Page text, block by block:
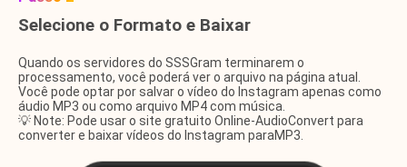
Selecione o Formato e Baixar
Quando os servidores do SSSGram terminarem o
processamento, você poderá ver o arquivo na página atual.
Você pode optar por salvar o vídeo do Instagram apenas como
áudio MP3 ou como arquivo MP4 com música.
💡 Note: Pode usar o site gratuito Online-AudioConvert para
converter e baixar vídeos do Instagram paraMP3.